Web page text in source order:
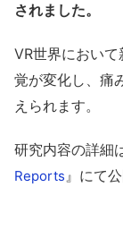
されました。
VR世界におい
覚が変化し、痛
えられます。
研究内容の詳細
Reports 』にて